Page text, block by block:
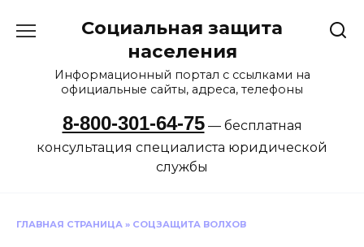
Социальная защита
населения
Информационный портал с ссылками на
официальные сайты, адреса, телефоны
8-800-301-64-75— бесплатная
консультация специалиста юридической
службы
ГЛАВНАЯ СТРАНИЦА » СОЦЗАЩИТА ВОЛХОВ